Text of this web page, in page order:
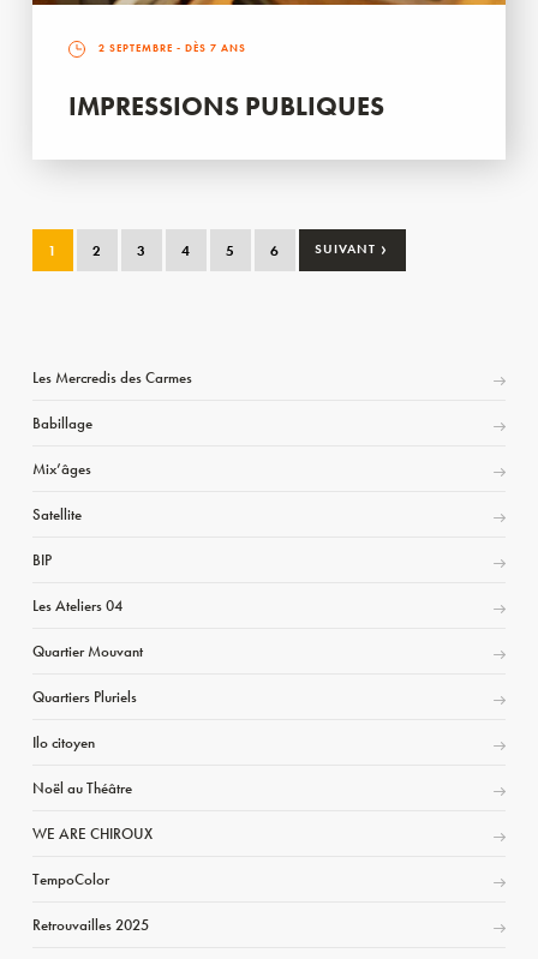
2 SEPTEMBRE - DÈS 7 ANS
IMPRESSIONS PUBLIQUES
1 2 3 4 5 6 SUIVANT ›
Les Mercredis des Carmes
Babillage
Mix’âges
Satellite
BIP
Les Ateliers 04
Quartier Mouvant
Quartiers Pluriels
Ilo citoyen
Noël au Théâtre
WE ARE CHIROUX
TempoColor
Retrouvailles 2025